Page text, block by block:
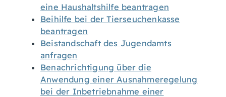
eine Haushaltshilfe beantragen
Beihilfe bei der Tierseuchenkasse
beantragen
Beistandschaft des Jugendamts
anfragen
Benachrichtigung über die
Anwendung einer Ausnahmeregelung
bei der Inbetriebnahme einer